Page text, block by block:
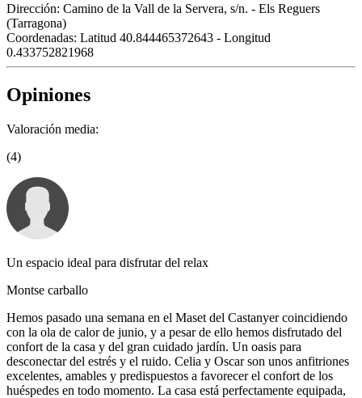
Dirección: Camino de la Vall de la Servera, s/n. - Els Reguers
(Tarragona)
Coordenadas: Latitud 40.844465372643 - Longitud
0.433752821968
Opiniones
Valoración media:
(4)
Un espacio ideal para disfrutar del relax
Montse carballo
Hemos pasado una semana en el Maset del Castanyer coincidiendo
con la ola de calor de junio, y a pesar de ello hemos disfrutado del
confort de la casa y del gran cuidado jardín. Un oasis para
desconectar del estrés y el ruido. Celia y Oscar son unos anfitriones
excelentes, amables y predispuestos a favorecer el confort de los
huéspedes en todo momento. La casa está perfectamente equipada,